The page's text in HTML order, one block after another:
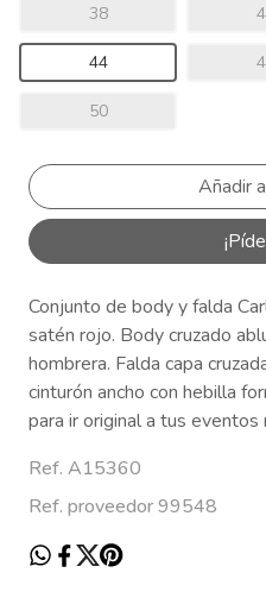
38
44
50
Conjunto de body y falda
satén rojo. Body cruzado
hombrera. Falda capa
cinturón ancho con hebilla
para ir original a tus eventos
Ref. A15360
Ref. proveedor 99548